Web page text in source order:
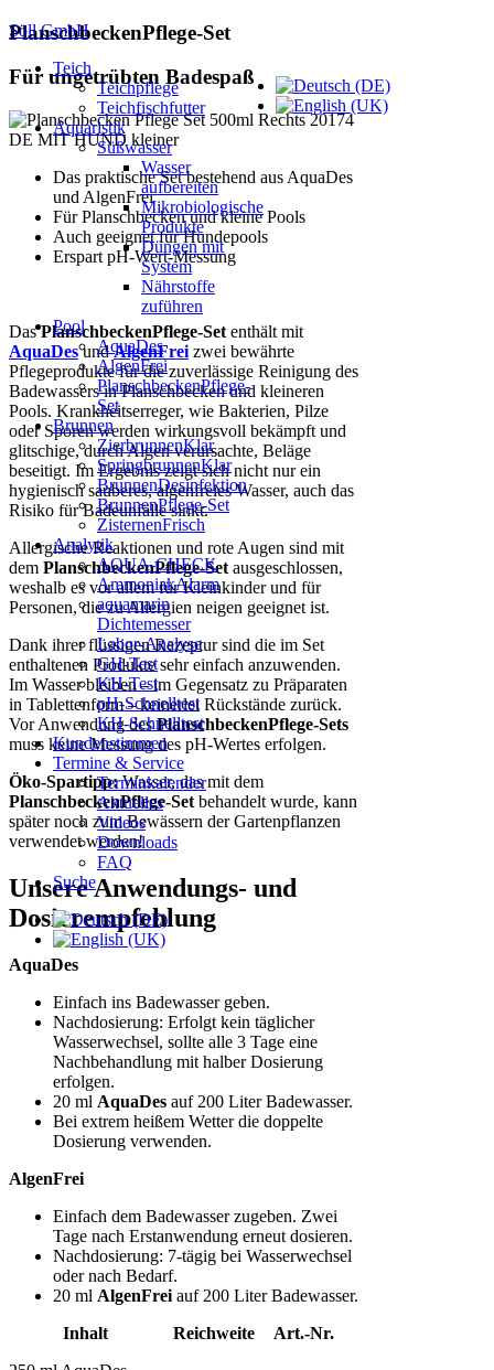
Söll GmbH
Teich
Teichpflege
Teichfischfutter
Aquaristik
Süßwasser
Wasser
aufbereiten
Mikrobiologische
Produkte
Düngen mit
System
Nährstoffe
zuführen
Pool
AquaDes
AlgenFrei
PlanschbeckenPflege-
Set
Brunnen
ZierbrunnenKlar
SpringbrunnenKlar
BrunnenDesinfektion
BrunnenPflege-Set
ZisternenFrisch
Analytik
AQUA-CHECK
AmmoniakAlarm
aquamarin
Dichtemesser
Labor-Analyse
GH-Test
KH-Test
pH-Schnelltest
KH-Schnelltest
Kundenstimmen
Termine & Service
Terminkalender
Aktuelles
Videos
Downloads
FAQ
Suche
PlanschbeckenPflege-Set
Für ungetrübten Badespaß
Das praktische Set bestehend aus AquaDes
und AlgenFrei
Für Planschbecken und kleine Pools
Auch geeignet für Hundepools
Erspart pH-Wert-Messung
DasPlanschbeckenPflege-Set enthält mit
AquaDesundAlgenFrei zwei bewährte
Pflegeprodukte für die zuverlässige Reinigung des
Badewassers in Planschbecken und kleineren
Pools. Krankheitserreger, wie Bakterien, Pilze
oder Sporen werden wirkungsvoll bekämpft und
glitschige, durch Algen verursachte, Beläge
beseitigt. Im Ergebnis zeigt sich nicht nur ein
hygienisch sauberes, algenfreies Wasser, auch das
Risiko für Badeunfälle sinkt.
Allergische Reaktionen und rote Augen sind mit
dem PlanschbeckenPflege-Set ausgeschlossen,
weshalb es vor allem für Kleinkinder und für
Personen, die zu Allergien neigen geeignet ist.
Dank ihrer flüssigen Rezeptur sind die im Set
enthaltenen Produkte sehr einfach anzuwenden.
Im Wasser bleiben–im Gegensatz zu Präparaten
in Tablettenform–keinerlei Rückstände zurück.
Vor Anwendung desPlanschbeckenPflege-Sets
muss keine Messung des pH-Wertes erfolgen.
Öko-Spartipp:Wasser, das mit dem
PlanschbeckenPflege-Set behandelt wurde, kann
später noch zum Bewässern der Gartenpflanzen
verwendet werden!
Unsere Anwendungs- und
Dosierempfehlung
AquaDes
Einfach ins Badewasser geben.
Nachdosierung: Erfolgt kein täglicher
Wasserwechsel, sollte alle 3 Tage eine
Nachbehandlung mit halber Dosierung
erfolgen.
20 ml AquaDes auf 200 Liter Badewasser.
Bei extrem heißem Wetter die doppelte
Dosierung verwenden.
AlgenFrei
Einfach dem Badewasser zugeben. Zwei
Tage nach Erstanwendung erneut dosieren.
Nachdosierung: 7-tägig bei Wasserwechsel
oder nach Bedarf.
20 ml AlgenFrei auf 200 Liter Badewasser.
Inhalt
Reichweite
Art.-Nr.